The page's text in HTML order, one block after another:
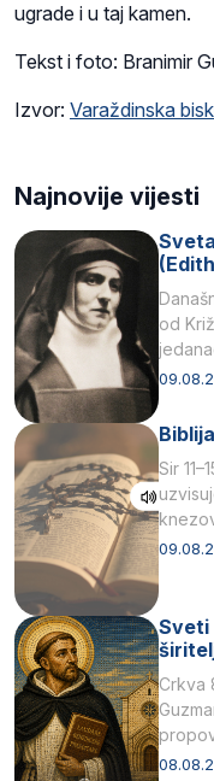
ugrade i u taj kamen.
Tekst i foto: Branimir
Izvor: Varaždinska
Najnovije vijesti
od
Sir
Sveti
Crkva